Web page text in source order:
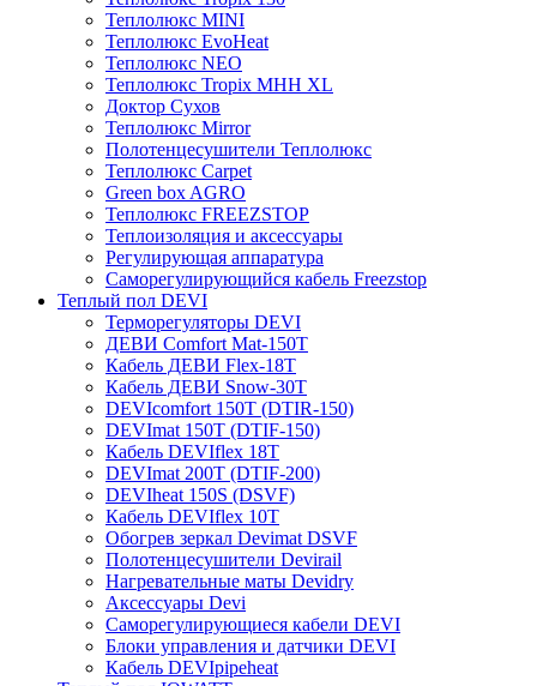
Теплолюкс MINI
Теплолюкс EvoHeat
Теплолюкс NEO
Теплолюкс Tropix МНН XL
Доктор Сухов
Теплолюкс Mirror
Полотенцесушители Теплолюкс
Теплолюкс Carpet
Green box AGRO
Теплолюкс FREEZSTOP
Теплоизоляция и аксессуары
Регулирующая аппаратура
Cаморегулирующийся кабель Freezstop
Теплый пол DEVI
Терморегуляторы DEVI
ДЕВИ Comfort Mat-150T
Кабель ДЕВИ Flex-18T
Кабель ДЕВИ Snow-30T
DEVIcomfort 150T (DTIR-150)
DEVImat 150T (DTIF-150)
Кабель DEVIflex 18T
DEVImat 200T (DTIF-200)
DEVIheat 150S (DSVF)
Кабель DEVIflex 10T
Обогрев зеркал Devimat DSVF
Полотенцесушители Devirail
Нагревательные маты Devidry
Аксессуары Devi
Саморегулирующиеся кабели DEVI
Блоки управления и датчики DEVI
Кабель DEVIpipeheat